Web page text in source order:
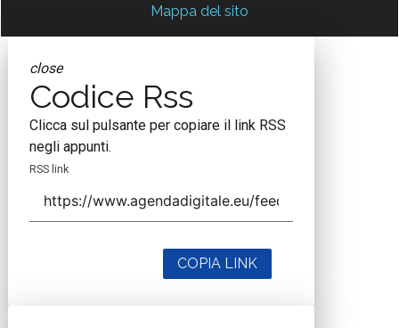
Mappa del sito
close
Codice Rss
Clicca sul pulsante per copiare il link RSS
negli appunti.
RSS link
COPIA LINK